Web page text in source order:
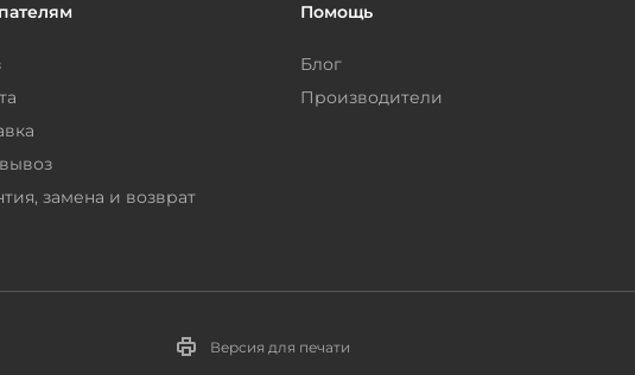
замена и возврат
Помощь
Блог
Производители
Версия для печати